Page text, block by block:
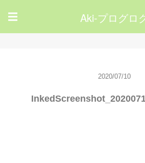
☰ Aki-プログロ
2020/07/10